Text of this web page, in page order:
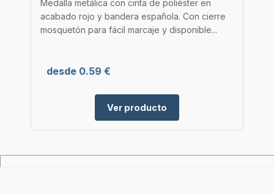
Medalla metálica con cinta de poliéster en
acabado rojo y bandera española. Con cierre
mosquetón para fácil marcaje y disponible...
desde 0.59 €
Ver producto